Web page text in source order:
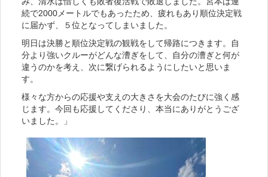
続で2000メートルでもあったため、疲れもあり順位決定戦
に届かず、５位となってしまいました。
明日は決勝と順位決定戦の観戦をして帰路につきます。自
分より強いクルーがどんな漕ぎをして、自分の漕ぎと何が
違うのかを考え、次に繋げられるようにしたいと思いま
す。
様々な方からの応援や支えの大きさを大会のたびに強く感
じます。今回も応援してくださり、本当にありがとうござ
いました。」